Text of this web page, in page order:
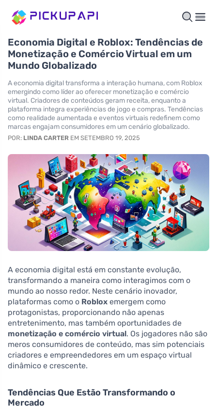
Economia Digital e Roblox: Tendências de
Monetização e Comércio Virtual em um
Mundo Globalizado
A economia digital transforma a interação humana, com Roblox
emergindo como líder ao oferecer monetização e comércio
virtual. Criadores de conteúdos geram receita, enquanto a
plataforma integra experiências de jogo e compras. Tendências
como realidade aumentada e eventos virtuais redefinem como
marcas engajam consumidores em um cenário globalizado.
POR: LINDA CARTER EM SETEMBRO 19, 2025
A economia digital está em constante evolução,
transformando a maneira como interagimos com o
mundo ao nosso redor. Neste cenário inovador,
plataformas como o Roblox emergem como
protagonistas, proporcionando não apenas
entretenimento, mas também oportunidades de
monetização e comércio virtual. Os jogadores não são
meros consumidores de conteúdo, mas sim potenciais
criadores e empreendedores em um espaço virtual
dinâmico e crescente.
Tendências Que Estão Transformando o
Mercado